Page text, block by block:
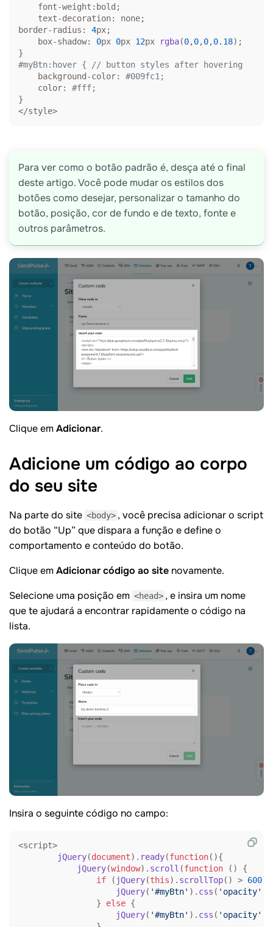
    font-weight:bold;
    text-decoration: none;
border-radius: 4px;
    box-shadow:
0px 0px 12px rgba(0,0,0,0.18);
#myBtn:hover { // button styles after hovering
    background-color:
#009fc1;
    color:
#fff;
}
</style>
Para ver como o botão padrão é, desça até o final
deste artigo. Você pode mudar os estilos dos
botões como desejar, personalizar o tamanho do
botão, posição, cor de fundo e de texto, fonte e
outros parâmetros.
Clique emAdicionar.
Adicione um código ao corpo
do seu site
Na parte do site <body> , você precisa adicionar o script
do botão “Up” que dispara a função e define o
comportamento e conteúdo do botão.
Clique emAdicionar código ao site novamente.
Selecione uma posição em <head> , e insira um nome
que te ajudará a encontrar rapidamente o código na
lista.
Insira o seguinte código no campo:
<script>
jQuery(document). ready(function( ){
jQuery(window). scroll (function ( ) {
if ( jQuery(this). scrollTop() > 600)
jQuery( '#myBtn' ). css ( 'opacity'
                }
else {
jQuery( '#myBtn' ). css ( 'opacity'